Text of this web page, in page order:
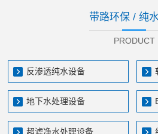
带路环保 / 纯
PRODUCT
反渗透纯水设备
地下水处理设备
超滤净水处理设备